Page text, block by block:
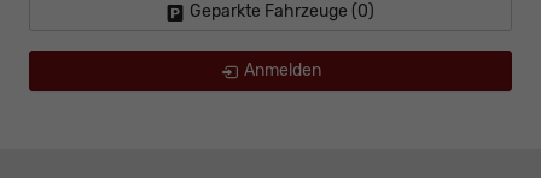
Geparkte Fahrzeuge (0)
Anmelden